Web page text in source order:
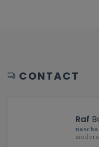
CONTACT
Raf